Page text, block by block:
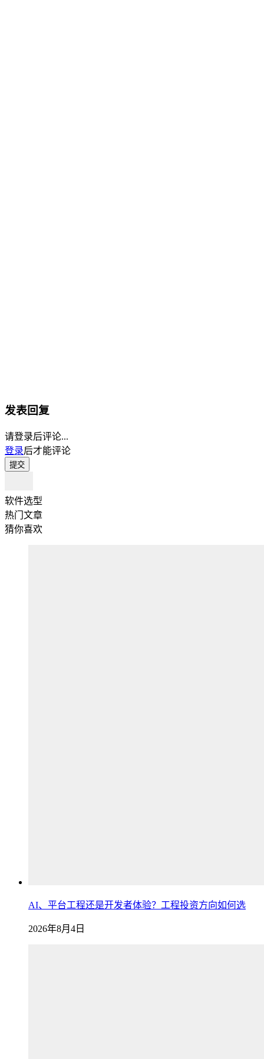
发表回复
请登录后评论...
登录后才能评论
提交
软件选型
热门文章
猜你喜欢
AI、平台工程还是开发者体验？工程投资方向如何选
2026年8月4日